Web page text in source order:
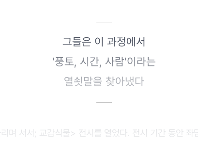
그들은 이 과정에서
'풍토, 시간, 사람'이라는
열쇳말을 찾아냈다
며 서서; 교감식물> 전시를 열었다. 전시 기간 동안 좌